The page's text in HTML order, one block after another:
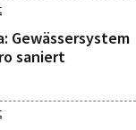
Gewässersystem
saniert